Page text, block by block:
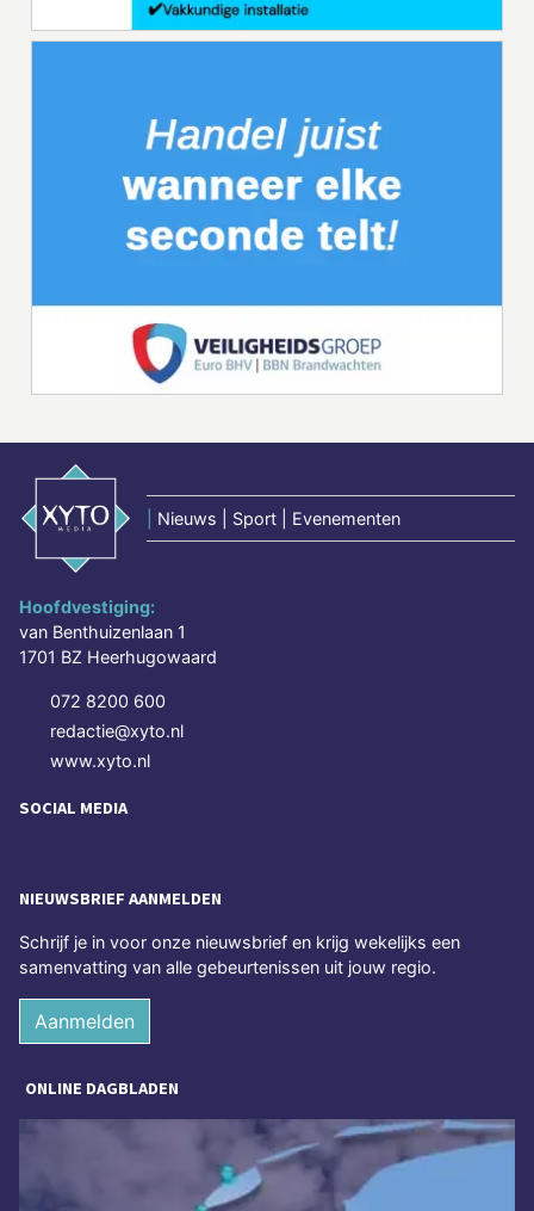
Nieuws | Sport | Evenementen
Hoofdvestiging:
van Benthuizenlaan 1
1701 BZ Heerhugowaard
072 8200 600
redactie@xyto.nl
www.xyto.nl
SOCIAL MEDIA
NIEUWSBRIEF AANMELDEN
Schrijf je in voor onze nieuwsbrief en krijg wekelijks een
samenvatting van alle gebeurtenissen uit jouw regio.
Aanmelden
ONLINE DAGBLADEN